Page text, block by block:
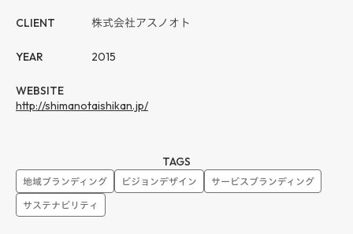
CLIENT 株式会社アスノオト
YEAR 2015
WEBSITE
http://shimanotaishikan.jp/
TAGS
地域ブランディング ビジョンデザイン サービスブランディング
サステナビリティ